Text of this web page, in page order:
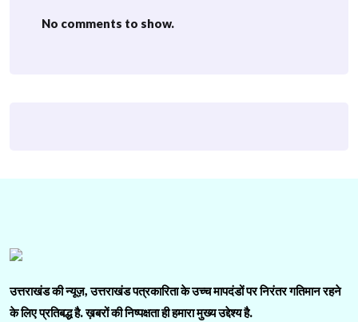
No comments to show.
उत्तराखंड की न्यूज़, उत्तराखंड पत्रकारिता के उच्च मापदंडों पर निरंतर गतिमान रहने
के लिए प्रतिबद्ध है. ख़बरों की निष्पक्षता ही हमारा मुख्य उद्देश्य है.